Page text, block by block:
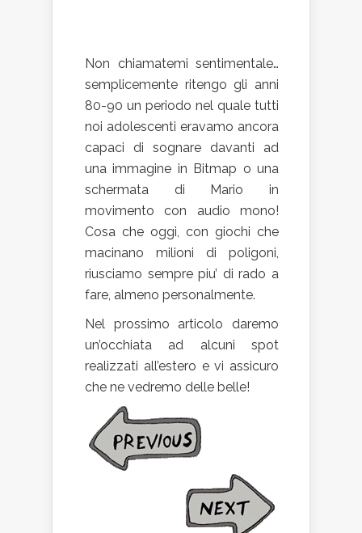
Non chiamatemi sentimentale…
semplicemente ritengo gli anni
80-90 un periodo nel quale tutti
noi adolescenti eravamo ancora
capaci di sognare davanti ad
una immagine in Bitmap o una
schermata di Mario in
movimento con audio mono!
Cosa che oggi, con giochi che
macinano milioni di poligoni,
riusciamo sempre piu’ di rado a
fare, almeno personalmente.
Nel prossimo articolo daremo
un’occhiata ad alcuni spot
realizzati all’estero e vi assicuro
che ne vedremo delle belle!